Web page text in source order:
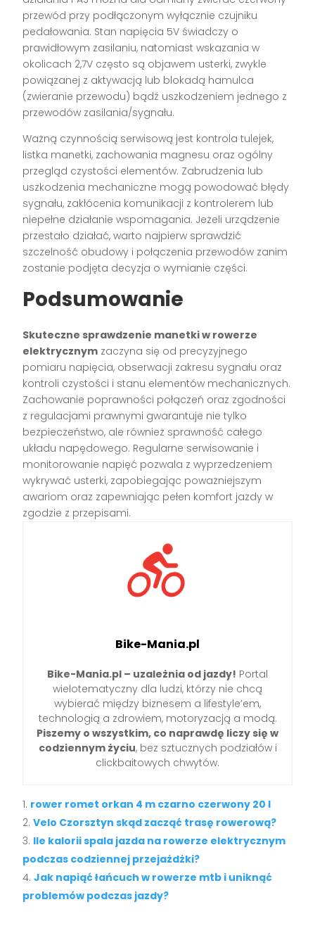
przewód przy podłączonym wyłącznie czujniku
pedałowania. Stan napięcia 5V świadczy o
prawidłowym zasilaniu, natomiast wskazania w
okolicach 2,7V często są objawem usterki, zwykle
powiązanej z aktywacją lub blokadą hamulca
(zwieranie przewodu) bądź uszkodzeniem jednego z
przewodów zasilania/sygnału.
Ważną czynnością serwisową jest kontrola tulejek,
listka manetki, zachowania magnesu oraz ogólny
przegląd czystości elementów. Zabrudzenia lub
uszkodzenia mechaniczne mogą powodować błędy
sygnału, zakłócenia komunikacji z kontrolerem lub
niepełne działanie wspomagania. Jeżeli urządzenie
przestało działać, warto najpierw sprawdzić
szczelność obudowy i połączenia przewodów zanim
zostanie podjęta decyzja o wymianie części.
Podsumowanie
Skuteczne sprawdzenie manetki w rowerze
elektrycznym zaczyna się od precyzyjnego
pomiaru napięcia, obserwacji zakresu sygnału oraz
kontroli czystości i stanu elementów mechanicznych.
Zachowanie poprawności połączeń oraz zgodności
z regulacjami prawnymi gwarantuje nie tylko
bezpieczeństwo, ale również sprawność całego
układu napędowego. Regularne serwisowanie i
monitorowanie napięć pozwala z wyprzedzeniem
wykrywać usterki, zapobiegając poważniejszym
awariom oraz zapewniając pełen komfort jazdy w
zgodzie z przepisami.
Bike-Mania.pl
Bike-Mania.pl – uzależnia od jazdy! Portal
wielotematyczny dla ludzi, którzy nie chcą
wybierać między biznesem a lifestyle’em,
technologią a zdrowiem, motoryzacją a modą.
Piszemy o wszystkim, co naprawdę liczy się w
codziennym życiu, bez sztucznych podziałów i
clickbaitowych chwytów.
rower romet orkan 4 m czarno czerwony 20 l
Velo Czorsztyn skąd zacząć trasę rowerową?
Ile kalorii spala jazda na rowerze elektrycznym
podczas codziennej przejażdżki?
Jak napiąć łańcuch w rowerze mtb i uniknąć
problemów podczas jazdy?